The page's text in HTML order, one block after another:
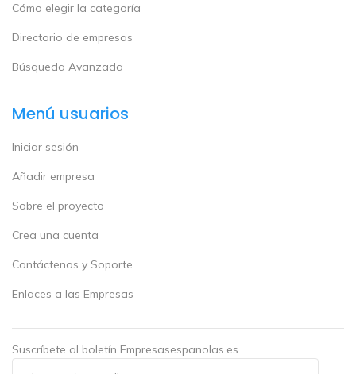
Cómo elegir la categoría
Directorio de empresas
Búsqueda Avanzada
Menú usuarios
Iniciar sesión
Añadir empresa
Sobre el proyecto
Crea una cuenta
Contáctenos y Soporte
Enlaces a las Empresas
Suscríbete al boletín Empresasespanolas.es